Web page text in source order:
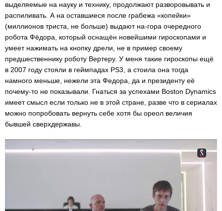
выделяемые на науку и технику, продолжают разворовывать и
распиливать. А на оставшиеся после грабежа «копейки»
(миллионов триста, не больше) выдают на-гора очередного
робота Фёдора, который оснащён новейшими гироскопами и
умеет нажимать на кнопку дрели, не в пример своему
предшественнику роботу Вертеру. У меня такие гироскопы ещё
в 2007 году стояли в геймпадах PS3, а стоила она тогда
намного меньше, нежели эта Федора, да и президенту её
почему-то не показывали. Гнаться за успехами Boston Dynamics
имеет смысл если только не в этой стране, разве что в сериалах
можно попробовать вернуть себе хотя бы ореол величия
бывшей сверхдержавы.